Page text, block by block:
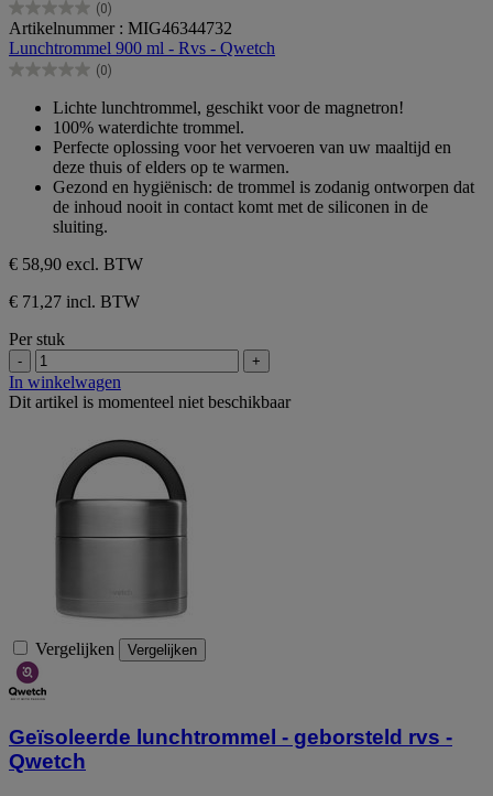
(0)
0.0
van
de
5
Artikelnummer : MIG46344732
Lunchtrommel 900 ml - Rvs - Qwetch
(0)
0.0
sterren.
Lichte lunchtrommel, geschikt voor de magnetron!
100% waterdichte trommel.
Perfecte oplossing voor het vervoeren van uw maaltijd en
deze thuis of elders op te warmen.
Gezond en hygiënisch: de trommel is zodanig ontworpen dat
de inhoud nooit in contact komt met de siliconen in de
sluiting.
€ 58,90 excl. BTW
€ 71,27 incl. BTW
Per stuk
- +
In winkelwagen
Dit artikel is momenteel niet beschikbaar
Vergelijken Vergelijken
Geïsoleerde lunchtrommel - geborsteld rvs -
Qwetch